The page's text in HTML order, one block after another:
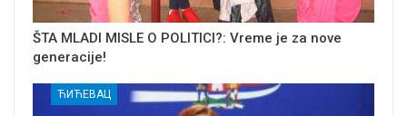
ŠTA MLADI MISLE O POLITICI?: Vreme je za nove
generacije!
ЋИЋЕВАЦ